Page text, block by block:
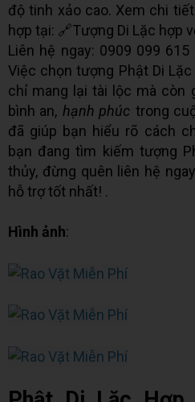
độ tinh xảo cao. Xem chi
hợp tại: 🔗Tượng Di Lặc hợp
Liên hệ ngay: 0909 099
Việc chọn tượng Phật Di
chỉ mang lại tài lộc mà còn
bình an, hạnh phúc trong
đã giúp bạn hiểu rõ cách
bạn đang tìm kiếm tượng
thủy, đừng quên liên hệ
hỗ trợ tốt nhất! .
Hình ảnh: